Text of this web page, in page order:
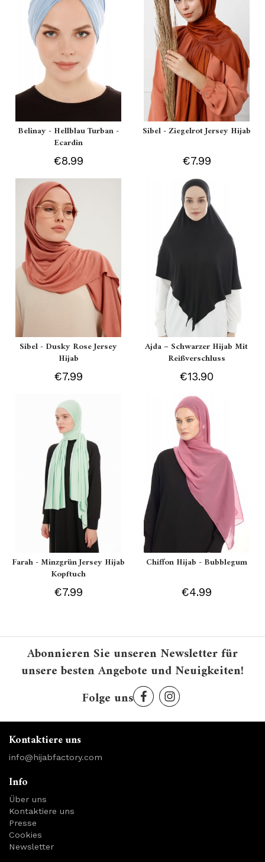
Belinay - Hellblau Turban -
Ecardin
€8.99
Sibel - Ziegelrot Jersey Hijab
€7.99
Sibel - Dusky Rose Jersey
Hijab
€7.99
Ajda – Schwarzer Hijab Mit
Reißverschluss
€13.90
Farah - Minzgrün Jersey Hijab
Kopftuch
€7.99
Chiffon Hijab - Bubblegum
€4.99
Abonnieren Sie unseren Newsletter für
unsere besten Angebote und Neuigkeiten!
Folge uns
Kontaktiere uns
info@hijabfactory.com
Info
Über uns
Kontaktiere uns
Presse
Cookies
Newsletter